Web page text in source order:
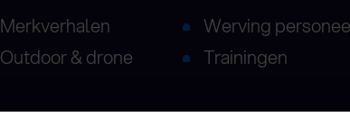
Merkverhalen Werving
Outdoor & drone
Trainingen